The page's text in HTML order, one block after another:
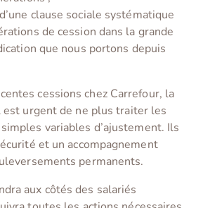
clause sociale systématique
de cession dans la grande
que nous portons depuis
cessions chez Carrefour, la
est urgent de ne plus traiter les
variables d’ajustement. Ils
et un accompagnement
permanents.
aux côtés des salariés